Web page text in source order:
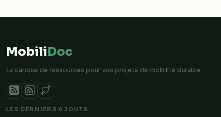
MobiliDoc
La banque de ressources pour vos projets de mobilité durable.
LES DERNIERS AJOUTS